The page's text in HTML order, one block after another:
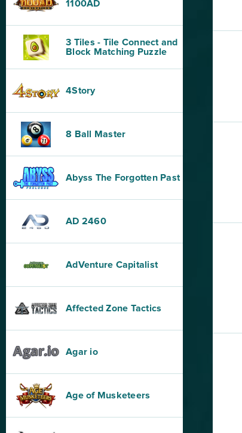
1100AD
3 Tiles - Tile Connect and
Block Matching Puzzle
4Story
8 Ball Master
Abyss The Forgotten Past
AD 2460
AdVenture Capitalist
Affected Zone Tactics
Agar io
Age of Musketeers